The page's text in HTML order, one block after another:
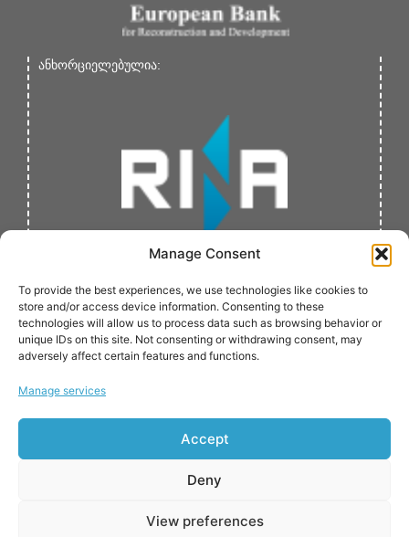
Manage Consent
To provide the best experiences, we use technologies like cookies to
store and/or access device information. Consenting to these
technologies will allow us to process data such as browsing behavior or
unique IDs on this site. Not consenting or withdrawing consent, may
adversely affect certain features and functions.
Manage services
Accept
Deny
View preferences
ანხორციელებულია: